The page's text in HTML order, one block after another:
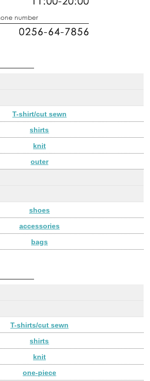
T-shirt/cut sewn
shirts
knit
outer
shoes
accessories
bags
T-shirts/cut sewn
shirts
knit
one-piece